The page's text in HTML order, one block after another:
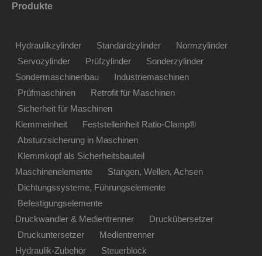
Produkte
Hydraulikzylinder Standardzylinder
Normzylinder
Servozylinder
Prüfzylinder
Sonderzylinder
Sondermaschinenbau
Industriemaschinen
Prüfmaschinen
Retrofit für Maschinen
Sicherheit für Maschinen
Klemmeinheit
Feststelleinheit Ratio-Clamp®
Absturzsicherung in Maschinen
Klemmkopf als Sicherheitsbauteil
Maschinenelemente
Stangen, Wellen, Achsen
Dichtungssysteme, Führungselemente
Befestigungselemente
Druckwandler & Medientrenner
Druckübersetzer
Druckuntersetzer
Medientrenner
Hydraulik-Zubehör
Steuerblock